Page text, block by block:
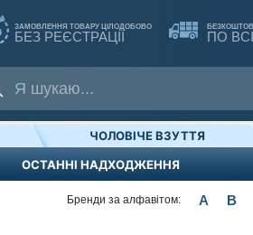
ЗАМОВЛЕННЯ ТОВАРУ ЦІЛОДОБОВО
БЕЗ РЕЄСТРАЦІЇ ПО
ОСТАННІ НАДХОДЖЕННЯ
ЧОЛОВІЧЕ ВЗУТТЯ
Бренди за алфавітом: A B